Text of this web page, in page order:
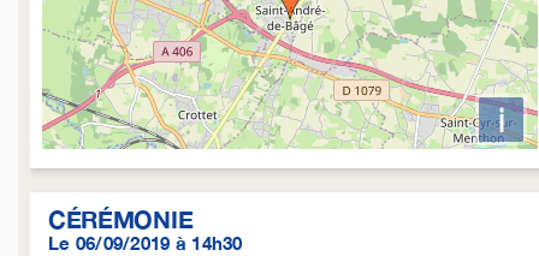
i
CÉRÉMONIE
Le 06/09/2019 à 14h30